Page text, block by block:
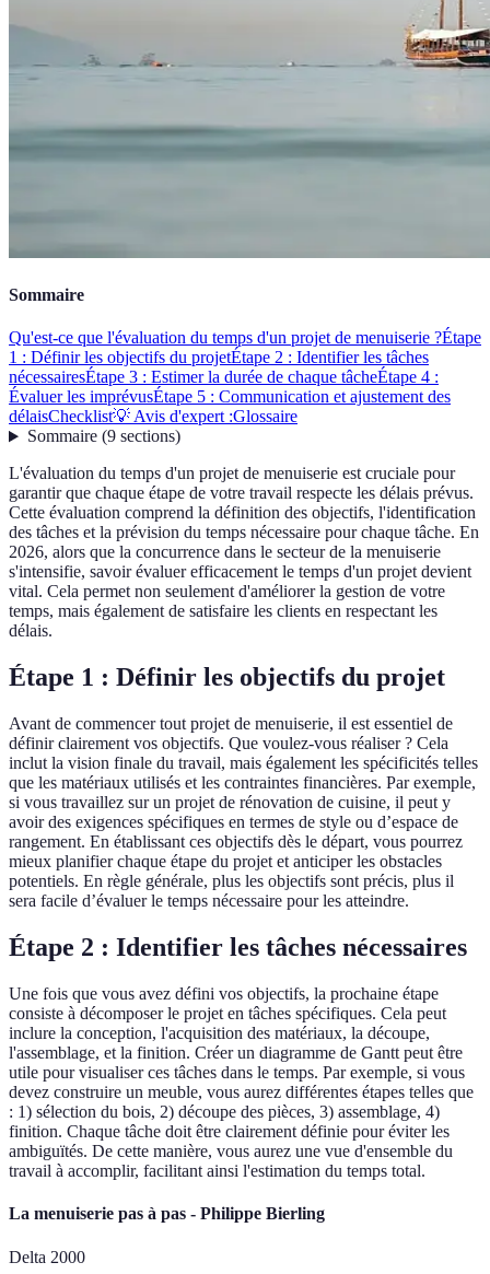
Sommaire
Qu'est-ce que l'évaluation du temps d'un projet de menuiserie ?Étape
1 : Définir les objectifs du projetÉtape 2 : Identifier les tâches
nécessairesÉtape 3 : Estimer la durée de chaque tâcheÉtape 4 :
Évaluer les imprévusÉtape 5 : Communication et ajustement des
délaisChecklist💡 Avis d'expert :Glossaire
Sommaire(9 sections)
L'évaluation du temps d'un projet de menuiserie est cruciale pour
garantir que chaque étape de votre travail respecte les délais prévus.
Cette évaluation comprend la définition des objectifs, l'identification
des tâches et la prévision du temps nécessaire pour chaque tâche. En
2026, alors que la concurrence dans le secteur de la menuiserie
s'intensifie, savoir évaluer efficacement le temps d'un projet devient
vital. Cela permet non seulement d'améliorer la gestion de votre
temps, mais également de satisfaire les clients en respectant les
délais.
Étape 1 : Définir les objectifs du projet
Avant de commencer tout projet de menuiserie, il est essentiel de
définir clairement vos objectifs. Que voulez-vous réaliser ? Cela
inclut la vision finale du travail, mais également les spécificités telles
que les matériaux utilisés et les contraintes financières. Par exemple,
si vous travaillez sur un projet de rénovation de cuisine, il peut y
avoir des exigences spécifiques en termes de style ou d’espace de
rangement. En établissant ces objectifs dès le départ, vous pourrez
mieux planifier chaque étape du projet et anticiper les obstacles
potentiels. En règle générale, plus les objectifs sont précis, plus il
sera facile d’évaluer le temps nécessaire pour les atteindre.
Étape 2 : Identifier les tâches nécessaires
Une fois que vous avez défini vos objectifs, la prochaine étape
consiste à décomposer le projet en tâches spécifiques. Cela peut
inclure la conception, l'acquisition des matériaux, la découpe,
l'assemblage, et la finition. Créer un diagramme de Gantt peut être
utile pour visualiser ces tâches dans le temps. Par exemple, si vous
devez construire un meuble, vous aurez différentes étapes telles que
: 1) sélection du bois, 2) découpe des pièces, 3) assemblage, 4)
finition. Chaque tâche doit être clairement définie pour éviter les
ambiguïtés. De cette manière, vous aurez une vue d'ensemble du
travail à accomplir, facilitant ainsi l'estimation du temps total.
La menuiserie pas à pas - Philippe Bierling
Delta 2000